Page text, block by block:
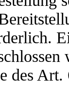
des